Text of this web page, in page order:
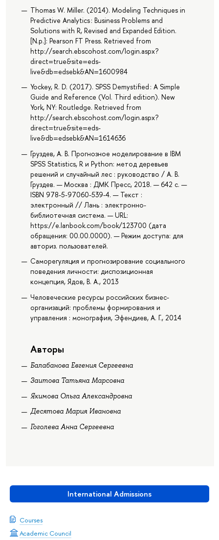
International Admissions
Courses
Academic Council
Thomas W. Miller. (2014). Modeling Techniques in
Predictive Analytics : Business Problems and
Solutions with R, Revised and Expanded Edition.
[N.p.]: Pearson FT Press. Retrieved from
http://search.ebscohost.com/login.aspx?
direct=true&site=eds-
live&db=edsebk&AN=1600984
Yockey, R. D. (2017). SPSS Demystified : A Simple
Guide and Reference (Vol. Third edition). New
York, NY: Routledge. Retrieved from
http://search.ebscohost.com/login.aspx?
direct=true&site=eds-
live&db=edsebk&AN=1614636
Груздев, А. В. Прогнозное моделирование в IBM
SPSS Statistics, R и Python: метод деревьев
решений и случайный лес : руководство / А. В.
Груздев. — Москва : ДМК Пресс, 2018. — 642 с. —
ISBN 978-5-97060-539-4. — Текст :
электронный // Лань : электронно-
библиотечная система. — URL:
https://e.lanbook.com/book/123700 (дата
обращения: 00.00.0000). — Режим доступа: для
авториз. пользователей.
Саморегуляция и прогнозирование социального
поведения личности: диспозиционная
концепция, Ядов, В. А., 2013
Человеческие ресурсы российских бизнес-
организаций: проблемы формирования и
управления : монография, Эфендиев, А. Г., 2014
Авторы
Балабанова Евгения Сергеевна
Заитова Татьяна Марсовна
Якимова Ольга Александровна
Десятова Мария Ивановна
Гоголева Анна Сергеевна